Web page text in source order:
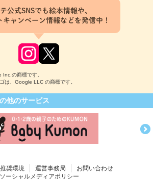
公式SNSでも絵本情報や、
キャンペーン情報などを発信中！
の商標です。
、Google LLC の商標です。
他のサービス
推奨環境 運営事務局
お問い合わせ
ソーシャルメディアポリシー